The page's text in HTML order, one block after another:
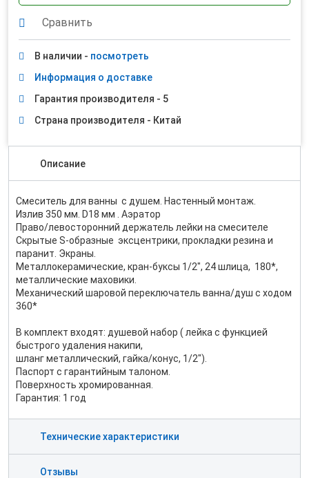
Сравнить
В наличии - посмотреть
Информация о доставке
Гарантия производителя - 5
Страна производителя - Китай
Описание
Смеситель для ванны с душем. Настенный монтаж.
Излив 350 мм. D18 мм . Аэратор
Право/левосторонний держатель лейки на смесителе
Скрытые S-образные эксцентрики, прокладки резина и
паранит. Экраны.
Металлокерамические, кран-буксы 1/2", 24 шлица, 180*,
металлические маховики.
Механический шаровой переключатель ванна/душ с ходом
360*
В комплект входят: душевой набор ( лейка с функцией
быстрого удаления накипи,
шланг металлический, гайка/конус, 1/2").
Паспорт с гарантийным талоном.
Поверхность хромированная.
Гарантия: 1 год
Технические характеристики
Отзывы